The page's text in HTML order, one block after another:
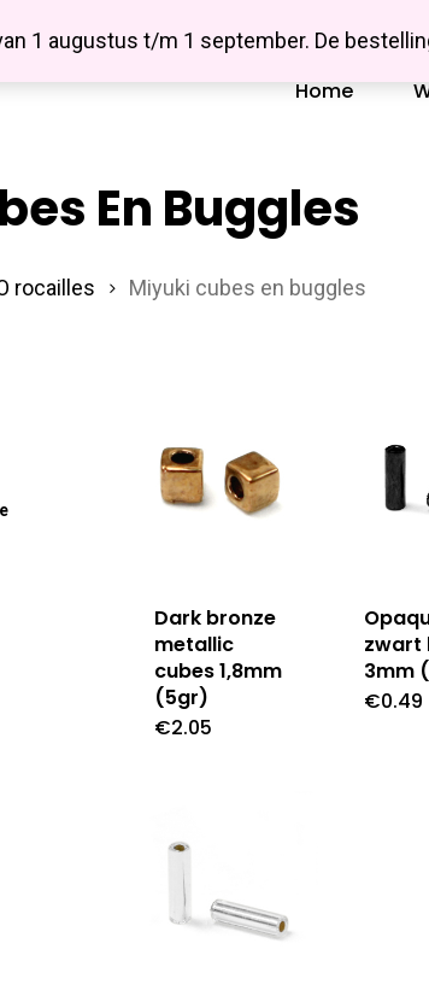
1 augustus t/m 1 september. De
to close
Home
En Buggles
rocailles Miyuki cubes en buggles
Dark bronze
metallic
cubes 1,8mm
(5gr)
€2.05
zwart
3mm
€0.49